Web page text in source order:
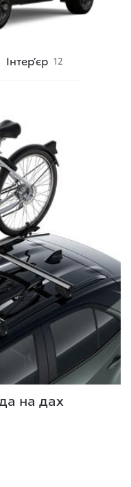
Інтер’єр 12
на дах